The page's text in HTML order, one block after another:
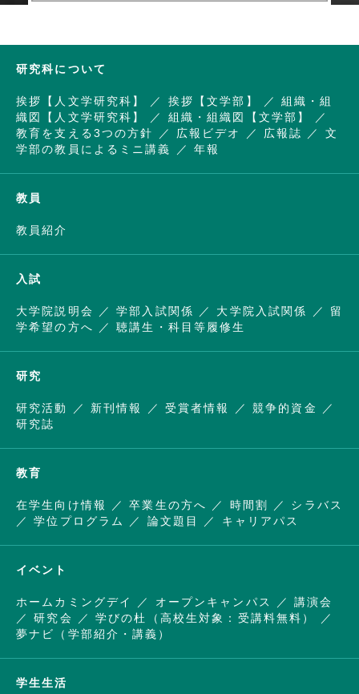
研究科について
挨拶【人文学研究科】 挨拶【文学部】
組織・組
織図【人文学研究科】
組織・組織図【文学部】
教育を支える3つの方針
広報ビデオ 広報誌
文
学部の教員によるミニ講義
年報
教員
教員紹介
入試
大学院説明会 学部入試関係 大学院入試関係
留
学希望の方へ
聴講生・科目等履修生
研究
研究活動 新刊情報 受賞者情報
競争的資金
研究誌
教育
在学生向け情報 卒業生の方へ 時間割
シラバス
学位プログラム
論文題目 キャリアパス
イベント
ホームカミングデイ オープンキャンパス
講演会
研究会
学びの杜（高校生対象：受講料無料）
夢ナビ（学部紹介・講義）
学生生活